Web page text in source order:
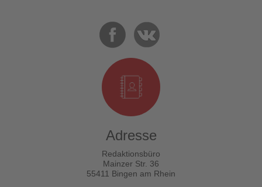
Adresse
Redaktionsbüro
Mainzer Str. 36
55411 Bingen am Rhein